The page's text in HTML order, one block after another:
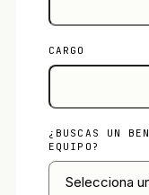
CARGO
¿BUSCAS UN
EQUIPO?